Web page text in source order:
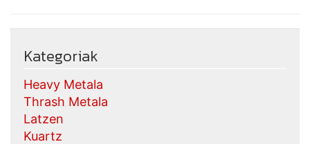
Kategoriak
Heavy Metala
Thrash Metala
Latzen
Kuartz